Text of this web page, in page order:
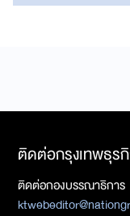
ติดต่อกรุงเทพธุร
ติดต่อกองบรรณาธิการ